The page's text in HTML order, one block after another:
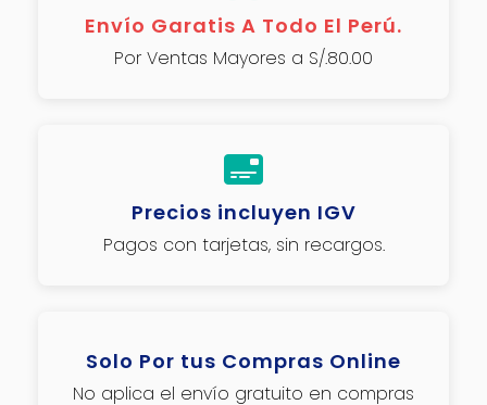
Envío Garatis A Todo El Perú.
Por Ventas Mayores a S/.80.00
Precios incluyen IGV
Pagos con tarjetas, sin recargos.
Solo Por tus Compras Online
No aplica el envío gratuito en compras